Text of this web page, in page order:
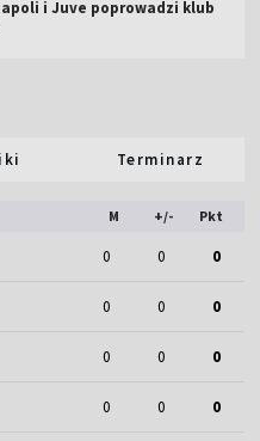
i Juve poprowadzi klub
Terminarz
M +/- Pkt
0 0 0
0 0 0
0 0 0
0 0 0